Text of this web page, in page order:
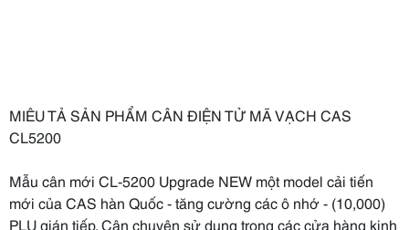
MIÊU TẢ SẢN PHẨM CÂN ĐIỆN TỬ MÃ VẠCH CAS
CL5200
Mẫu cân mới CL-5200 Upgrade NEW một model cải tiến
mới của CAS hàn Quốc - tăng cường các ô nhớ - (10,000)
PLU gián tiếp. Cân chuyên sử dụng trong các cửa hàng kinh